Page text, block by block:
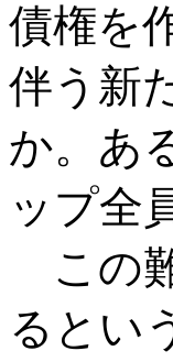
債権を
伴う新
か。あ
ップ全
この
るとい